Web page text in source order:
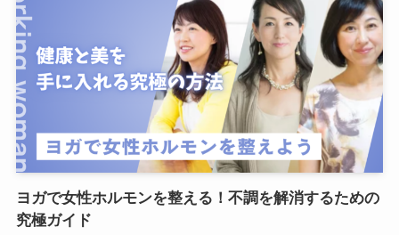
ヨガで女性ホルモンを整える！不調を解消するための
究極ガイド